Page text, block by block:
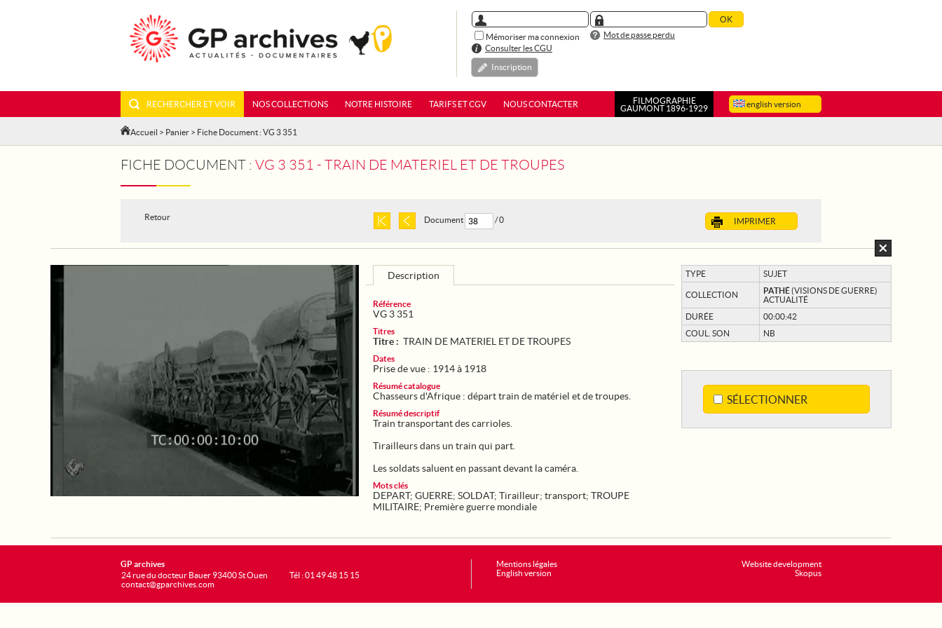
Mémoriser ma connexion
Mot de passe perdu
Consulter les CGU
Inscription
english version
RECHERCHER ET VOIR NOS COLLECTIONS NOTRE HISTOIRE TARIFS ET CGV NOUS CONTACTER
FILMOGRAPHIE
GAUMONT 1896-1929
Accueil > Panier > Fiche Document : VG 3 351
FICHE DOCUMENT : VG 3 351 - TRAIN DE MATERIEL ET DE TROUPES
Retour IMPRIMER
Document / 0
TYPE SUJET
COLLECTION PATHÉ(VISIONS DE GUERRE)
ACTUALITÉ
DURÉE
00:00:42
COUL. SON
NB
SÉLECTIONNER
Description
Référence
VG 3 351
Titres
Titre : TRAIN DE MATERIEL ET DE TROUPES
Dates
Prise de vue : 1914 à 1918
Résumé catalogue
Chasseurs d'Afrique : départ train de matériel et de troupes.
Résumé descriptif
Train transportant des carrioles.
Tirailleurs dans un train qui part.
Les soldats saluent en passant devant la caméra.
Mots clés
DEPART; GUERRE; SOLDAT; Tirailleur; transport; TROUPE
MILITAIRE; Première guerre mondiale
Website development
Skopus
GP archives
24 rue du docteur Bauer 93400 St Ouen
contact@gparchives.com
Tél : 01 49 48 15 15
Mentions légales
English version